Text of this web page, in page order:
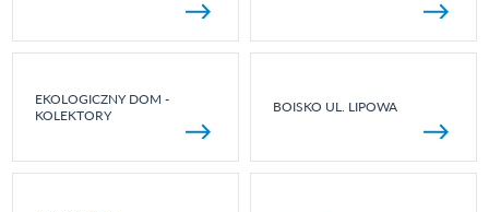
EKOLOGICZNY DOM -
KOLEKTORY
BOISKO UL. LIPOWA